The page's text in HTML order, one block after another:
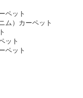
ペット
ム）カーペット
ット
ペット